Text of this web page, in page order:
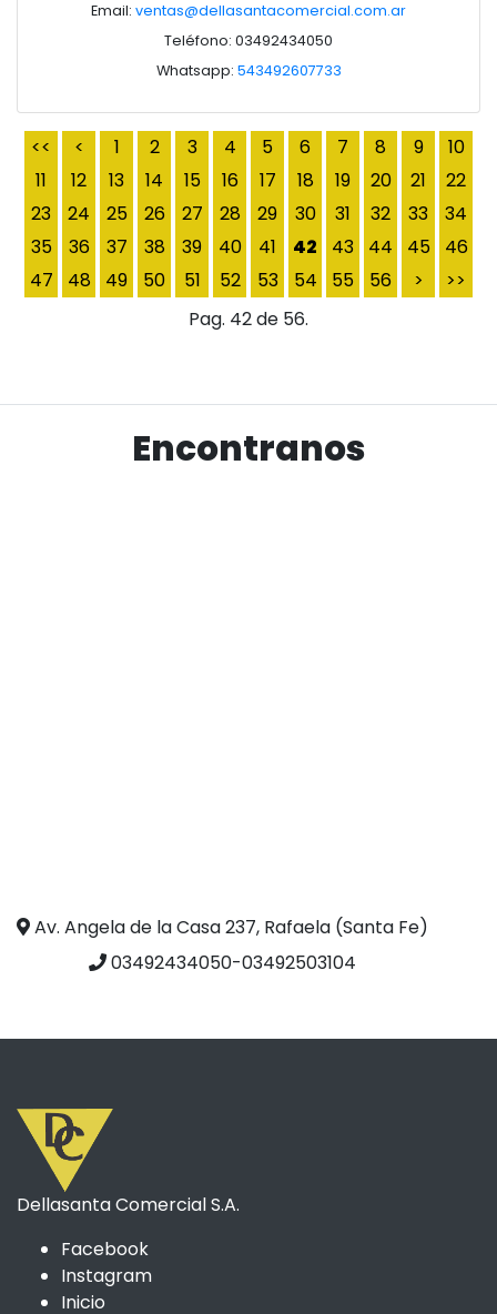
Email: ventas@dellasantacomercial.com.ar
Teléfono: 03492434050
Whatsapp: 543492607733
<< < 1 2 3 4 5 6 7 8 9
10
11
12 13 14 15 16 17 18 19 20 21
22
23
24 25 26 27 28 29 30 31 32 33
34
35
36 37 38 39 40 41 42 43 44 45
46
47
48 49 50 51 52 53 54 55 56 >
>>
Pag. 42 de 56.
Encontranos
Av. Angela de la Casa 237, Rafaela (Santa Fe)
03492434050-03492503104
Dellasanta Comercial S.A.
Facebook
Instagram
Inicio